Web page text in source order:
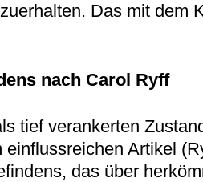
Das mit dem
nach Carol Ryff
tief verankerten
Artikel
das über